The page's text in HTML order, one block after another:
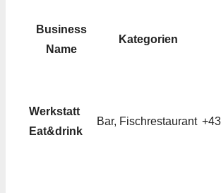
Business
Name
Kategorien
Werkstatt
Eat&drink
Bar, Fischrestaurant